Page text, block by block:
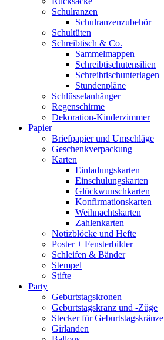
Schulranzen
Schulranzenzubehör
Schultüten
Schreibtisch & Co.
Sammelmappen
Schreibtischutensilien
Schreibtischunterlagen
Stundenpläne
Schlüsselanhänger
Regenschirme
Dekoration-Kinderzimmer
Papier
Briefpapier und Umschläge
Geschenkverpackung
Karten
Einladungskarten
Einschulungskarten
Glückwunschkarten
Konfirmationskarten
Weihnachtskarten
Zahlenkarten
Notizblöcke und Hefte
Poster + Fensterbilder
Schleifen & Bänder
Stempel
Stifte
Party
Geburtstagskronen
Geburtstagskranz und -Züge
Stecker für Geburtstagskränze
Girlanden